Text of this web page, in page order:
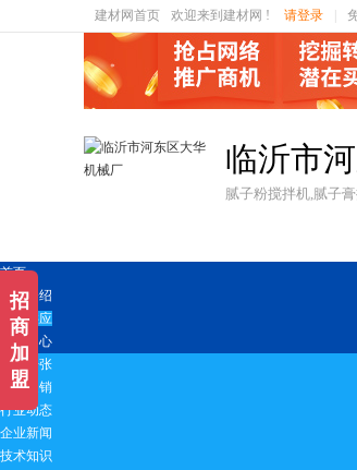
建材网首页 欢迎来到建材网 ! 请登录
临沂市
腻子粉搅拌机,腻子
首页
公司介绍
产品供应
新闻中心
新店开张
活动促销
行业动态
企业新闻
技术知识
招
商
加
盟